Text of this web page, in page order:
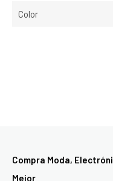
Color
Compra Moda,
Mejor